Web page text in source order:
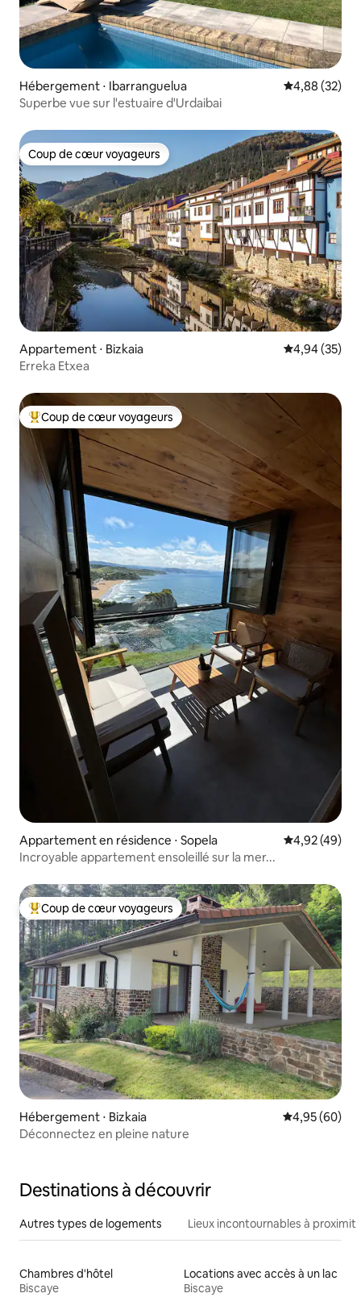
Hébergement ⋅ Ibarranguelua Évaluation
4,88 (32)
Superbe vue sur l'estuaire d'Urdaibai
Coup de cœur voyageurs
Coup de cœur voyageurs
Appartement ⋅ Bizkaia Évaluation
4,94 (35)
Erreka Etxea
Coups de cœur voyageurs les plus appréciés
Coup de cœur voyageurs
Appartement en résidence ⋅ Sopela Évaluation
4,92 (49)
Incroyable appartement ensoleillé sur la mer...
Coups de cœur voyageurs les plus appréciés
Coup de cœur voyageurs
Hébergement ⋅ Bizkaia Évaluation
4,95 (60)
Déconnectez en pleine nature
Destinations à découvrir
Autres types de logements Lieux incontournables à
Chambres d'hôtel
Biscaye
Locations avec accès à un lac
Biscaye